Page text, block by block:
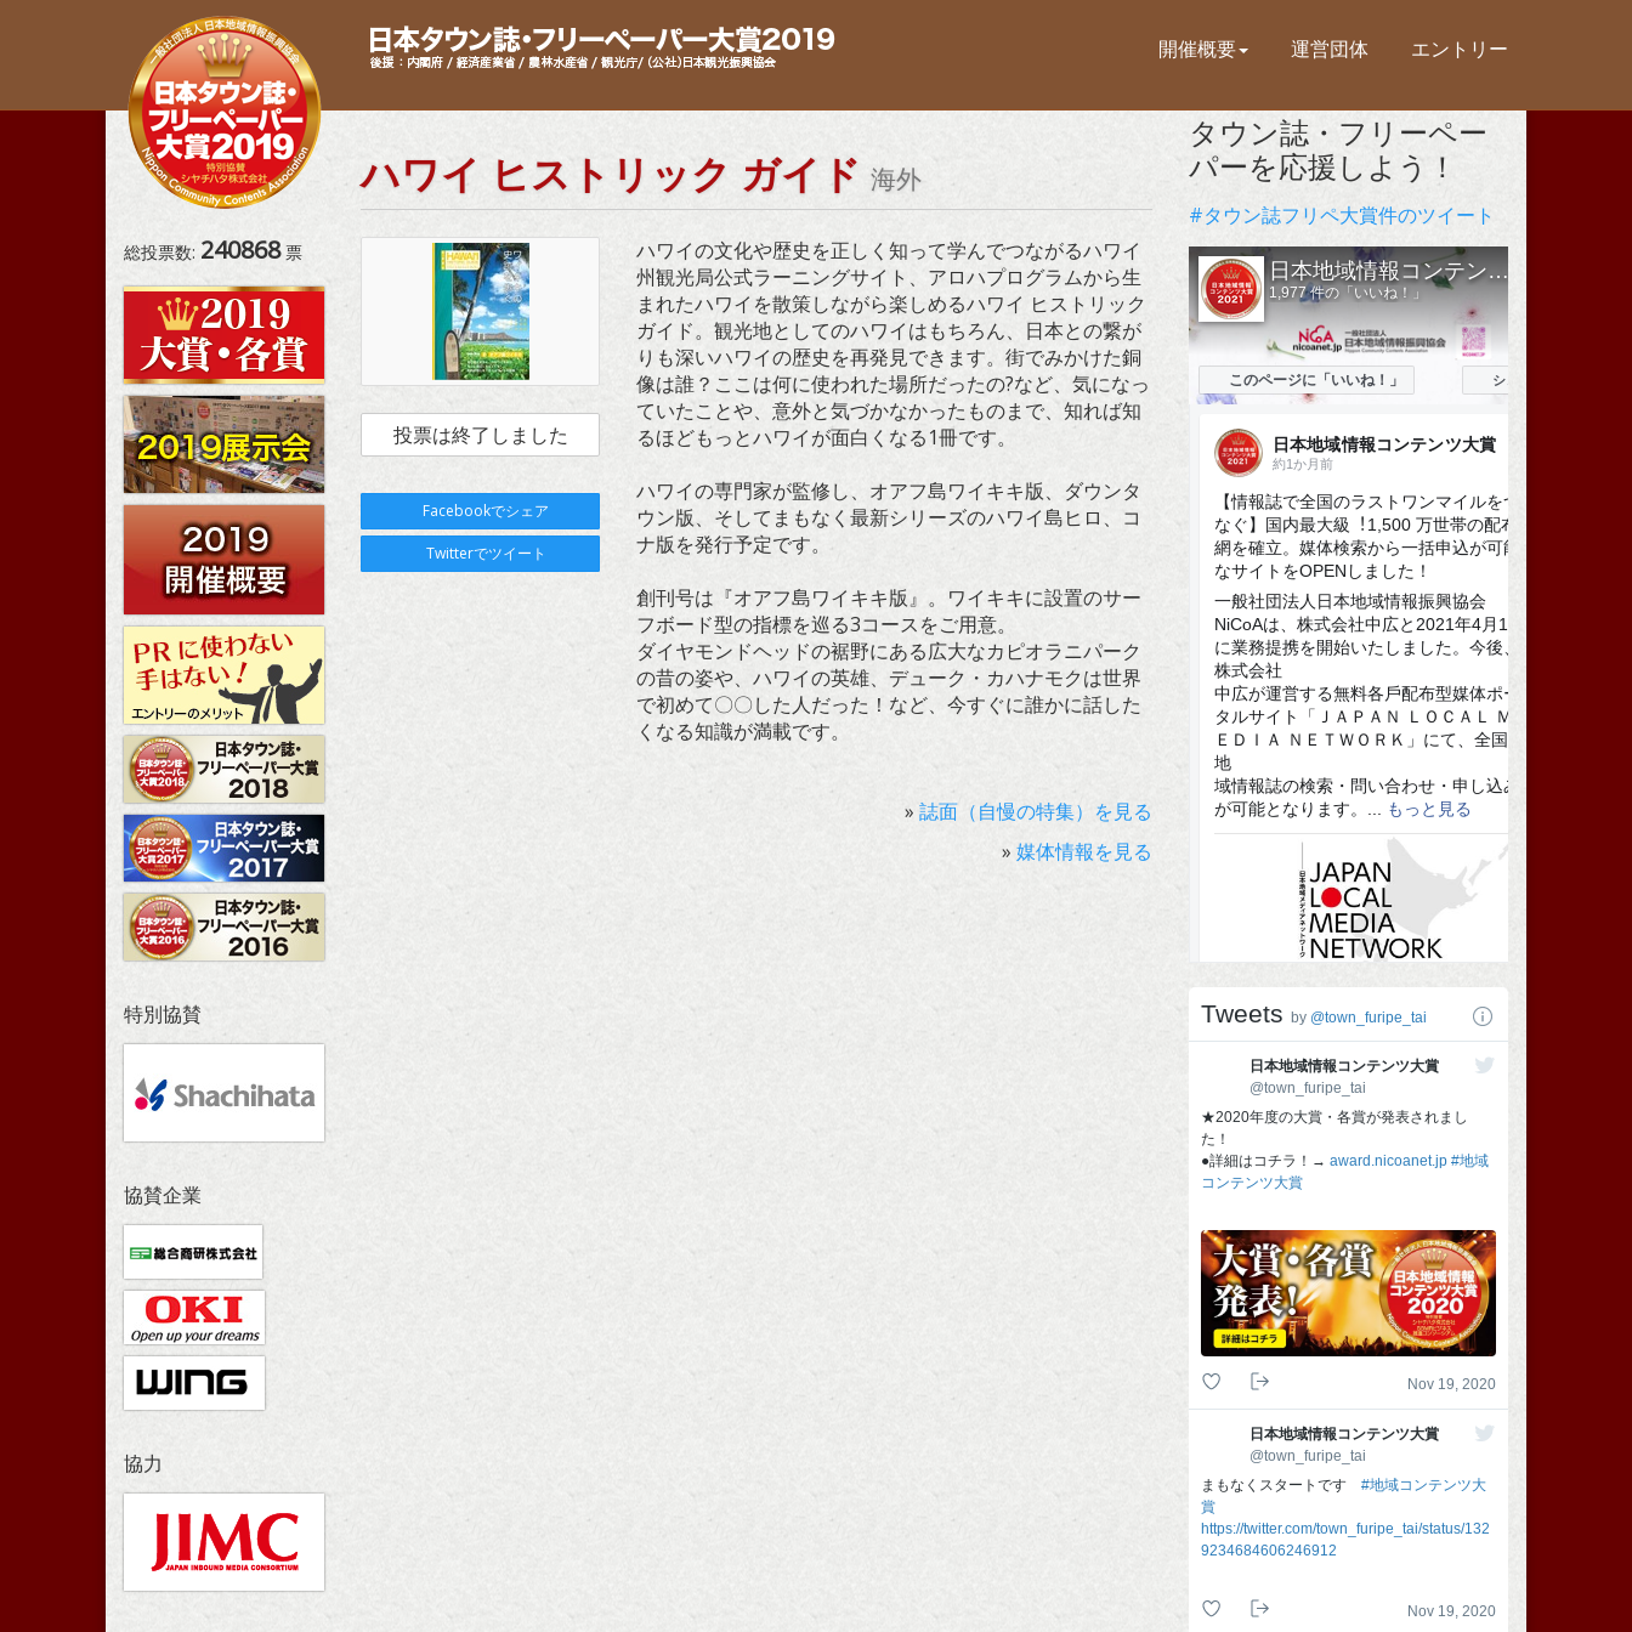
開催概要 運営団体 エントリー
ハワイ ヒストリック ガイド 海外
投票は終了しました
Facebookでシェア
Twitterでツイート
ハワイの文化や歴史を正しく知って学んでつながるハワイ
州観光局公式ラーニングサイト、アロハプログラムから生
まれたハワイを散策しながら楽しめるハワイ ヒストリック
ガイド。観光地としてのハワイはもちろん、日本との繋が
りも深いハワイの歴史を再発見できます。街でみかけた銅
像は誰？ここは何に使われた場所だったの?など、気になっ
ていたことや、意外と気づかなかったものまで、知れば知
るほどもっとハワイが面白くなる1冊です。
ハワイの専門家が監修し、オアフ島ワイキキ版、ダウンタ
ウン版、そしてまもなく最新シリーズのハワイ島ヒロ、コ
ナ版を発行予定です。
創刊号は『オアフ島ワイキキ版』。ワイキキに設置のサー
フボード型の指標を巡る3コースをご用意。
ダイヤモンドヘッドの裾野にある広大なカピオラニパーク
の昔の姿や、ハワイの英雄、デューク・カハナモクは世界
で初めて〇〇した人だった！など、今すぐに誰かに話した
くなる知識が満載です。
»誌面（自慢の特集）を見る
»媒体情報を見る
総投票数: 240868票
特別協賛
協賛企業
協力
タウン誌・フリーペー
パーを応援しよう！
#タウン誌フリペ大賞件のツイート